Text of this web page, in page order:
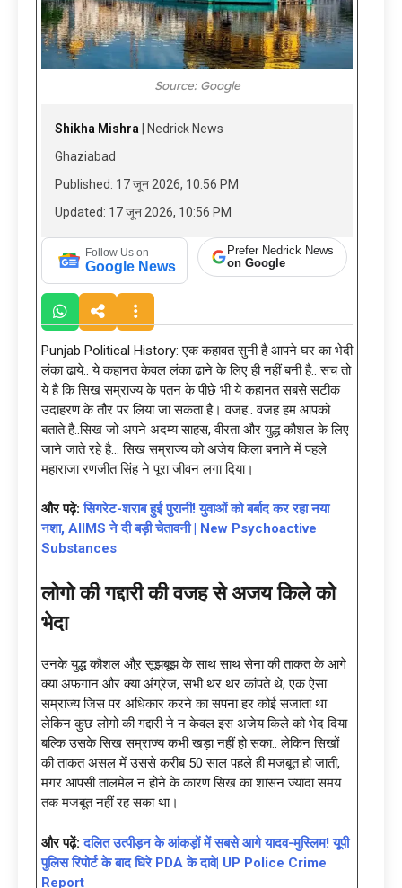
Source: Google
Shikha Mishra | Nedrick News
Ghaziabad
Published: 17 जून 2026, 10:56 PM
Updated: 17 जून 2026, 10:56 PM
Follow Us on
Google News
Prefer Nedrick News
on Google
Punjab Political History: एक कहावत सुनी है आपने घर का भेदी
लंका ढाये.. ये कहानत केवल लंका ढाने के लिए ही नहीं बनी है.. सच तो
ये है कि सिख सम्राज्य के पतन के पीछे भी ये कहानत सबसे सटीक
उदाहरण के तौर पर लिया जा सकता है। वजह.. वजह हम आपको
बताते है..सिख जो अपने अदम्य साहस, वीरता और युद्ध कौशल के लिए
जाने जाते रहे है… सिख सम्राज्य को अजेय किला बनाने में पहले
महाराजा रणजीत सिंह ने पूरा जीवन लगा दिया।
और पढ़े: सिगरेट-शराब हुई पुरानी! युवाओं को बर्बाद कर रहा नया
नशा, AIIMS ने दी बड़ी चेतावनी | New Psychoactive
Substances
लोगो की गद्दारी की वजह से अजय किले को
भेदा
उनके युद्ध कौशल औऱ सूझबूझ के साथ साथ सेना की ताकत के आगे
क्या अफगान और क्या अंग्रेज, सभी थर थर कांपते थे, एक ऐसा
सम्राज्य जिस पर अधिकार करने का सपना हर कोई सजाता था
लेकिन कुछ लोगो की गद्दारी ने न केवल इस अजेय किले को भेद दिया
बल्कि उसके सिख सम्राज्य कभी खड़ा नहीं हो सका.. लेकिन सिखों
की ताकत असल में उससे करीब 50 साल पहले ही मजबूत हो जाती,
मगर आपसी तालमेल न होने के कारण सिख का शासन ज्यादा समय
तक मजबूत नहीं रह सका था।
और पढ़ें:दलित उत्पीड़न के आंकड़ों में सबसे आगे यादव-मुस्लिम! यूपी
पुलिस रिपोर्ट के बाद घिरे PDA के दावे| UP Police Crime
Report